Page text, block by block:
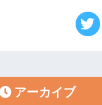
アーカイブ